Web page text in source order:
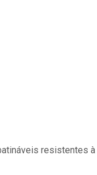
resistentes